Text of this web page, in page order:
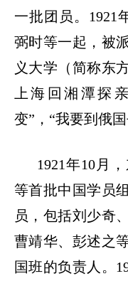
一批团员。 1921
弼时等一起，被
义大学（简称东
上海回湘潭探
变” ， “我要到俄
1921年10 月
等首批中国学员
员，包括刘少奇
曹靖华、彭述之
国班的负责人。